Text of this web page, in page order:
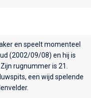
en speelt momenteel
(2002/09/08) en hij is
rugnummer is 21.
een wijd spelende